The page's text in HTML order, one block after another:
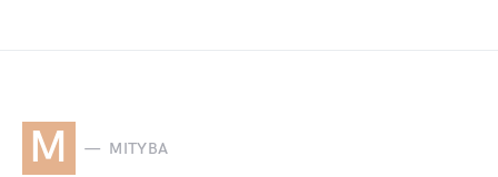
M MITYBA